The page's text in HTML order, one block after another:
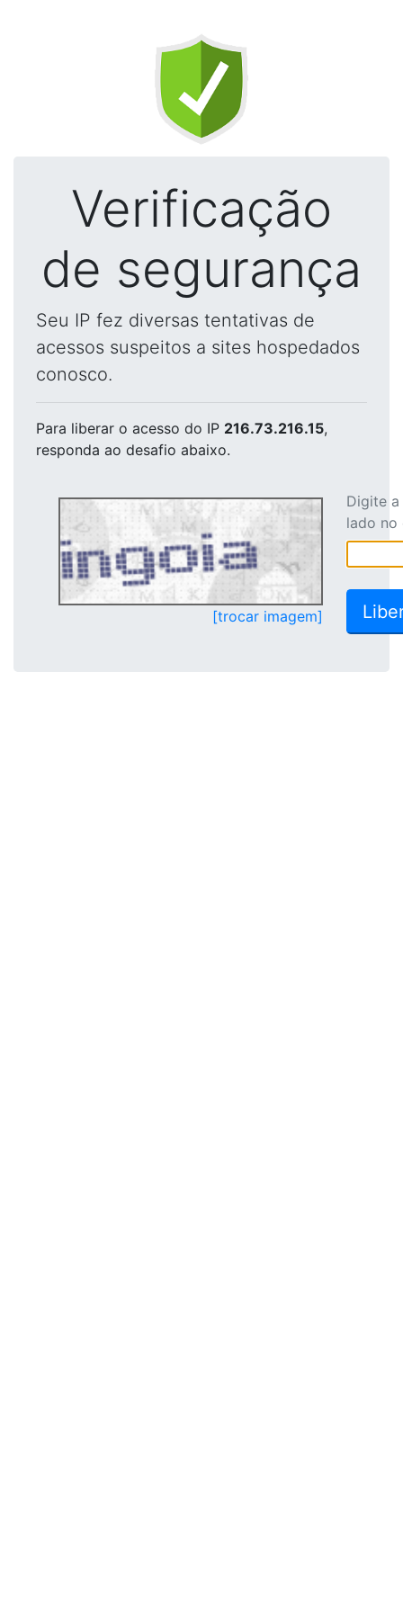
Verificação
de segurança
Seu IP fez diversas tentativas de
acessos suspeitos a sites hospedados
conosco.
Para liberar o acesso do IP 216.73.216.15,
responda ao desafio abaixo.
[trocar imagem]
Digite
lado no